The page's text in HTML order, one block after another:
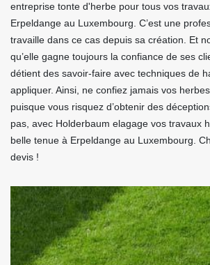
entreprise tonte d'herbe pour tous vos
Erpeldange au Luxembourg. C’est une
travaille dans ce cas depuis sa création. Et
qu’elle gagne toujours la confiance de ses
détient des savoir-faire avec techniques de
appliquer. Ainsi, ne confiez jamais vos
puisque vous risquez d’obtenir des
pas, avec Holderbaum elagage vos travaux
belle tenue à Erpeldange au Luxembourg.
devis !